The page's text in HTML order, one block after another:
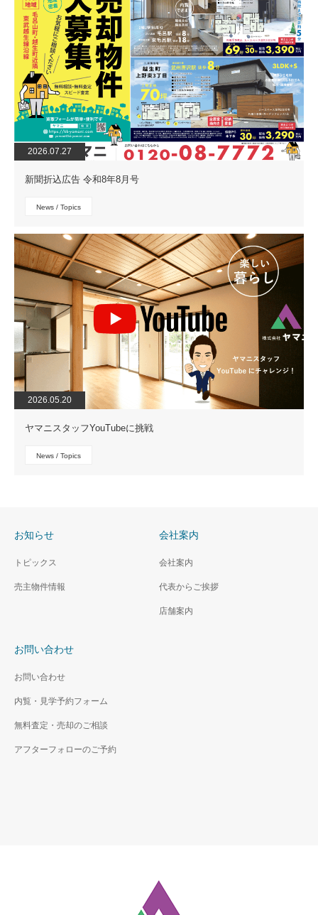
2026.07.27
新聞折込広告 令和8年8月号
News / Topics
2026.05.20
ヤマニスタッフYouTubeに挑戦
News / Topics
お知らせ
トピックス
売主物件情報
会社案内
会社案内
代表からご挨拶
店舗案内
お問い合わせ
お問い合わせ
内覧・見学予約フォーム
無料査定・売却のご相談
アフターフォローのご予約